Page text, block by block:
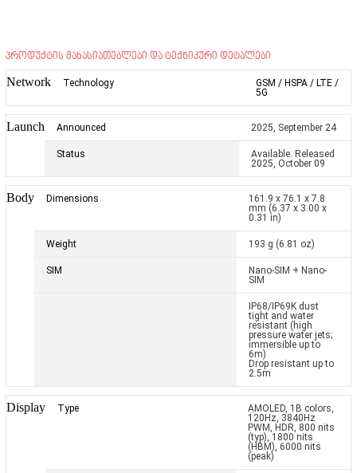
პროდუქტის მახასიათებლები და ტექნიკური დეტალები
Network Technology
GSM / HSPA / LTE /
5G
Launch Announced 2025, September 24
Status
Available. Released
2025, October 09
Body Dimensions
161.9 x 76.1 x 7.8
mm (6.37 x 3.00 x
0.31 in)
Weight 193 g (6.81 oz)
SIM
Nano-SIM + Nano-
SIM
IP68/IP69K dust
tight and water
resistant (high
pressure water jets;
immersible up to
6m)
Drop resistant up to
2.5m
Display Type
AMOLED, 1B colors,
120Hz, 3840Hz
PWM, HDR, 800 nits
(typ), 1800 nits
(HBM), 6000 nits
(peak)